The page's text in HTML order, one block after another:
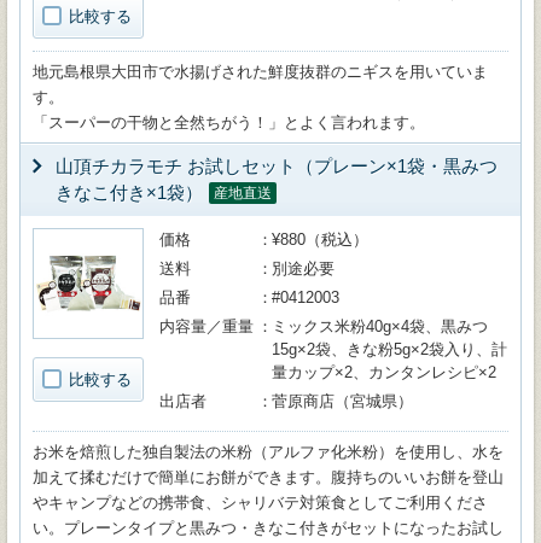
比較する
地元島根県大田市で水揚げされた鮮度抜群のニギスを用いていま
す。
「スーパーの干物と全然ちがう！」とよく言われます。
山頂チカラモチ お試しセット（プレーン×1袋・黒みつ
きなこ付き×1袋）
産地直送
比較する
価格
¥880（税込）
送料
別途必要
品番
#0412003
内容量／重量
ミックス米粉40g×4袋、黒みつ
15g×2袋、きな粉5g×2袋入り、計
量カップ×2、カンタンレシピ×2
出店者
菅原商店（宮城県）
お米を焙煎した独自製法の米粉（アルファ化米粉）を使用し、水を
加えて揉むだけで簡単にお餅ができます。腹持ちのいいお餅を登山
やキャンプなどの携帯食、シャリバテ対策食としてご利用くださ
い。プレーンタイプと黒みつ・きなこ付きがセットになったお試し